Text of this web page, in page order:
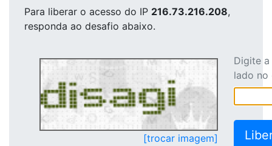
Para liberar o acesso do IP 216.73.216.208,
responda ao desafio abaixo.
[trocar imagem]
Digite
lado no